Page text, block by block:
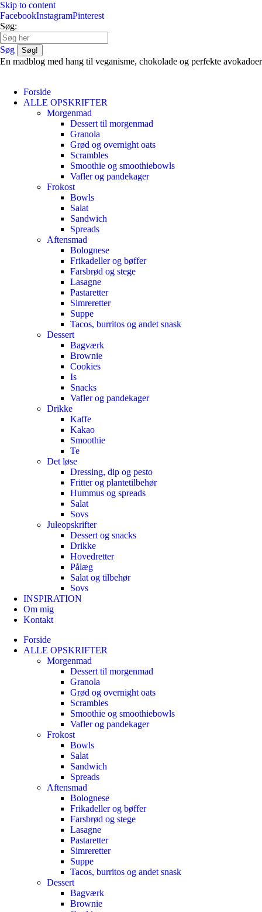
Skip to content
FacebookInstagramPinterest
Søg:
Søg
En madblog med hang til veganisme, chokolade og perfekte avokadoer
Forside
ALLE OPSKRIFTER
Morgenmad
Dessert til morgenmad
Granola
Grød og overnight oats
Scrambles
Smoothie og smoothiebowls
Vafler og pandekager
Frokost
Bowls
Salat
Sandwich
Spreads
Aftensmad
Bolognese
Frikadeller og bøffer
Farsbrød og stege
Lasagne
Pastaretter
Simreretter
Suppe
Tacos, burritos og andet snask
Dessert
Bagværk
Brownie
Cookies
Is
Snacks
Vafler og pandekager
Drikke
Kaffe
Kakao
Smoothie
Te
Det løse
Dressing, dip og pesto
Fritter og plantetilbehør
Hummus og spreads
Salat
Sovs
Juleopskrifter
Dessert og snacks
Drikke
Hovedretter
Pålæg
Salat og tilbehør
Sovs
INSPIRATION
Om mig
Kontakt
Forside
ALLE OPSKRIFTER
Morgenmad
Dessert til morgenmad
Granola
Grød og overnight oats
Scrambles
Smoothie og smoothiebowls
Vafler og pandekager
Frokost
Bowls
Salat
Sandwich
Spreads
Aftensmad
Bolognese
Frikadeller og bøffer
Farsbrød og stege
Lasagne
Pastaretter
Simreretter
Suppe
Tacos, burritos og andet snask
Dessert
Bagværk
Brownie